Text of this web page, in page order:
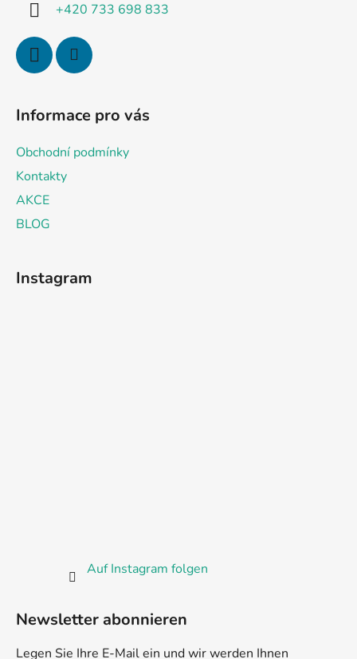
+420 733 698 833
Informace pro vás
Obchodní podmínky
Kontakty
AKCE
BLOG
Instagram
Auf Instagram folgen
Newsletter abonnieren
Legen Sie Ihre E-Mail ein und wir werden Ihnen